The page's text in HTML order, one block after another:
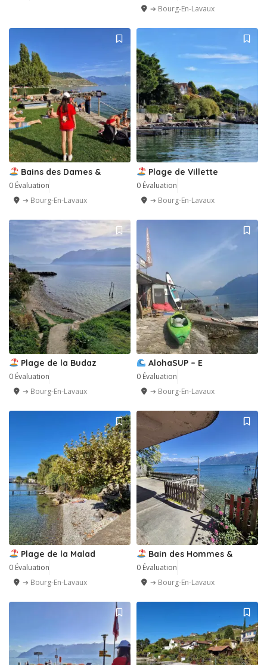
➔ Bourg-En-Lavaux
Bains des Dames &
0 Évaluation
➔ Bourg-En-Lavaux
Plage de Villette
0 Évaluation
➔ Bourg-En-Lavaux
Plage de la Budaz
0 Évaluation
➔ Bourg-En-Lavaux
AlohaSUP – E
0 Évaluation
➔ Bourg-En-Lavaux
Plage de la Malad
0 Évaluation
➔ Bourg-En-Lavaux
Bain des Hommes &
0 Évaluation
➔ Bourg-En-Lavaux